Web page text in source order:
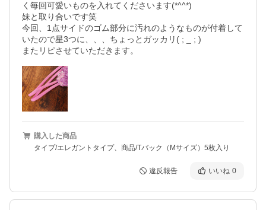
く毎回可愛いものを入れてくださいます(*^^*)
妹と取り合いです笑
今回、1点サイドのゴム部分に汚れのようなものが付着して
いたので星3つに、、、ちょっとガッカリ( ; _ ; )
またリピさせていただきます。
購入した商品
タイプ/エレガントタイプ、商品/Tバック（Mサイズ）5枚入り
違反報告 いいね 0